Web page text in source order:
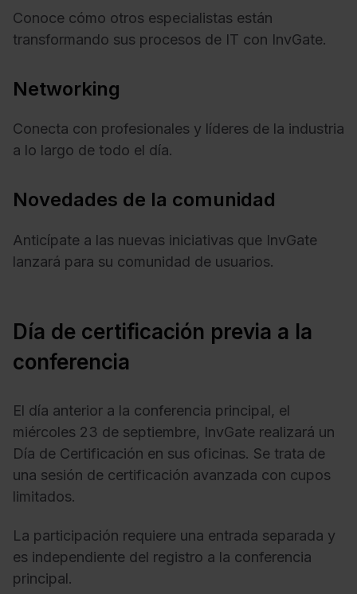
Conoce cómo otros especialistas están
transformando sus procesos de IT con InvGate.
Networking
Conecta con profesionales y líderes de la industria
a lo largo de todo el día.
Novedades de la comunidad
Anticípate a las nuevas iniciativas que InvGate
lanzará para su comunidad de usuarios.
Día de certificación previa a la
conferencia
El día anterior a la conferencia principal, el
miércoles 23 de septiembre, InvGate realizará un
Día de Certificación en sus oficinas. Se trata de
una sesión de certificación avanzada con cupos
limitados.
La participación requiere una entrada separada y
es independiente del registro a la conferencia
principal.